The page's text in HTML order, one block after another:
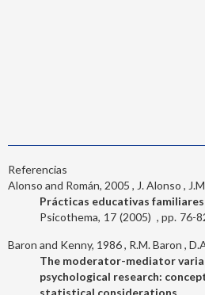
Referencias
Alonso and Román, 2005
J. Alonso
Prácticas educativas
Psicothema 17 2005 76-
Baron and Kenny, 1986 R.M. Baron
The moderator-mediator
psychological research:
statistical considerations